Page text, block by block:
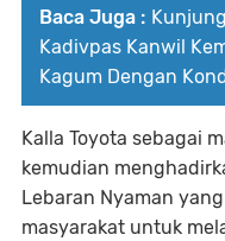
Baca Juga :
Kadivpas Kanwil
Kagum Dengan
Kalla Toyota sebagai
kemudian
Lebaran Nyaman
masyarakat untuk